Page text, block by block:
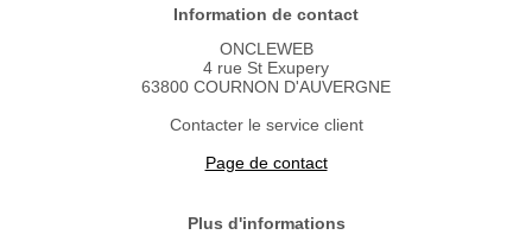
Information de contact
ONCLEWEB
4 rue St Exupery
63800 COURNON D'AUVERGNE
Contacter le service client
Page de contact
Plus d'informations